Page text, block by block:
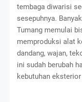
tembaga diwarisi
sesepuhnya.
Tumang memulai
memproduksi alat
dandang, wajan,
ini sudah berubah
kebutuhan